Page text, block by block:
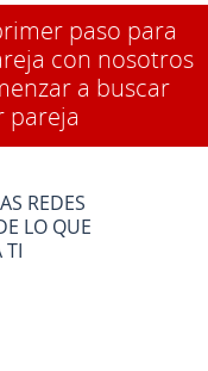
paso para
con nosotros
a buscar
pareja
REDES
LO QUE
TI